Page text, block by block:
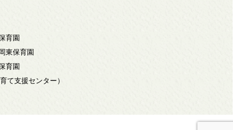
育園
東保育園
育園
て支援センター）